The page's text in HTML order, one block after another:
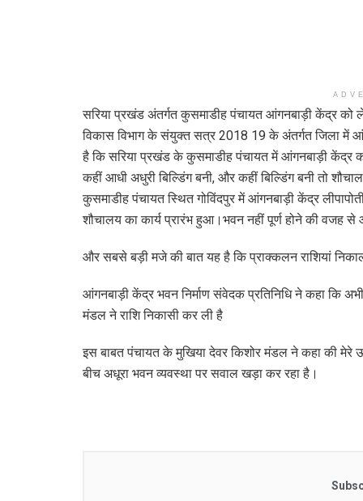
सरिया प्रखंड अंतर्गत कुसमाडीह पंचायत आंगनबाड़ी केंद्र को
विकास विभाग के संयुक्त सत्र 2018 19 के अंतर्गत जिला में
है कि सरिया प्रखंड के कुसमाडीह पंचायत में आंगनबाड़ी केंद्र का
कहीं आधी अधुरी बिल्डिंग बनी, और कहीं बिल्डिंग बनी तो
कुसमाडीह पंचायत स्थित गोविंदपुर में आंगनबाड़ी केंद्र
शौचालय का कार्य प्रारंभ हुआ।भवन नहीं पूर्ण होने की वजह
और सबसे बड़ी मजे की बात यह है कि प्राक्कलन राशियां
आंगनबाड़ी केंद्र भवन निर्माण संवेदक प्रतिनिधि ने कहा कि
मंडल ने राशि निकासी कर ली है
इस बाबत पंचायत के मुखिया देवर किशोर मंडल ने कहा की मेरे
बीच अधूरा भवन व्यवस्था पर सवाल खड़ा कर रहा है।